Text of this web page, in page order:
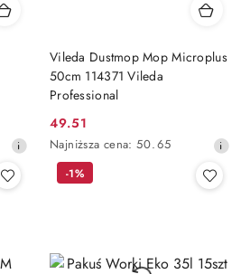
Vileda Dustmop Mop Microplus
50cm 114371 Vileda
Professional
Cena
promocyjna:
49.51
Najniższa
cena
Najniższa cena: 50.65
-1%